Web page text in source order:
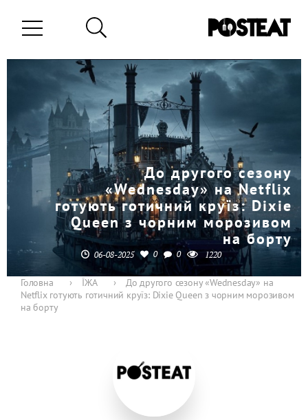
До другого сезону
«Wednesday» на Netflix
готують готичний круїз: Dixie
Queen з чорним морозивом
на борту
06-08-2025 0 0 1220
Головна › ЇЖА ›
До другого сезону «Wednesday» на
Netflix готують готичний круїз: Dixie Queen з чорним морозивом
на борту